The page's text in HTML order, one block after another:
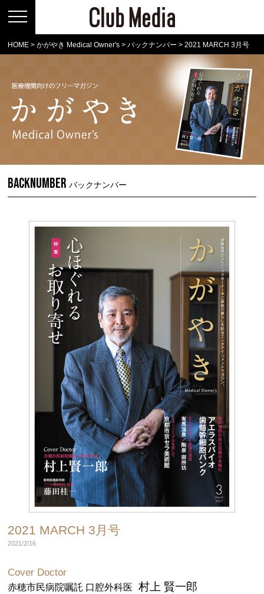
HOME >かがやき Medical Owner's >バックナンバー >2021 MARCH 3月号
BACKNUMBER バックナンバー
2021 MARCH 3月号
2021/2/16
Cover Doctor
赤穂市民病院嘱託 口腔外科医 村上 賢一郎